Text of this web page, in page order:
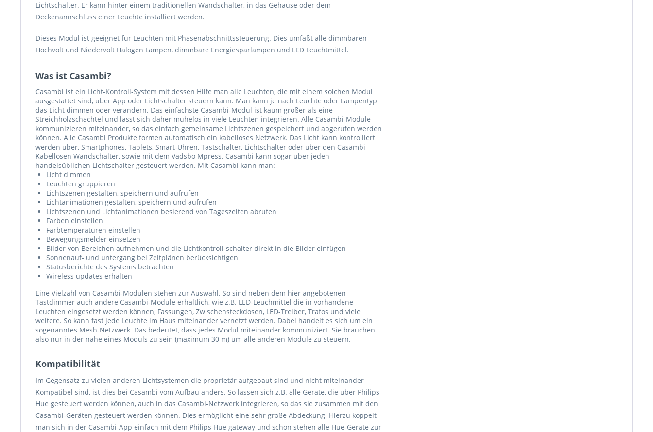
Lichtschalter. Er kann hinter einem traditionellen Wandschalter, in das Gehäuse oder dem
Deckenannschluss einer Leuchte installiert werden.
Dieses Modul ist geeignet für Leuchten mit Phasenabschnittssteuerung. Dies umfaßt alle dimmbaren
Hochvolt und Niedervolt Halogen Lampen, dimmbare Energiesparlampen und LED Leuchtmittel.
Was ist Casambi?
Casambi ist ein Licht-Kontroll-System mit dessen Hilfe man alle Leuchten, die mit einem solchen Modul
ausgestattet sind, über App oder Lichtschalter steuern kann. Man kann je nach Leuchte oder Lampentyp
das Licht dimmen oder verändern. Das einfachste Casambi-Modul ist kaum größer als eine
Streichholzschachtel und lässt sich daher mühelos in viele Leuchten integrieren. Alle Casambi-Module
kommunizieren miteinander, so das einfach gemeinsame Lichtszenen gespeichert und abgerufen werden
können. Alle Casambi Produkte formen automatisch ein kabelloses Netzwerk. Das Licht kann kontrolliert
werden über, Smartphones, Tablets, Smart-Uhren, Tastschalter, Lichtschalter oder über den Casambi
Kabellosen Wandschalter, sowie mit dem Vadsbo Mpress. Casambi kann sogar über jeden
handelsüblichen Lichtschalter gesteuert werden. Mit Casambi kann man:
Licht dimmen
Leuchten gruppieren
Lichtszenen gestalten, speichern und aufrufen
Lichtanimationen gestalten, speichern und aufrufen
Lichtszenen und Lichtanimationen besierend von Tageszeiten abrufen
Farben einstellen
Farbtemperaturen einstellen
Bewegungsmelder einsetzen
Bilder von Bereichen aufnehmen und die Lichtkontroll-schalter direkt in die Bilder einfügen
Sonnenauf- und untergang bei Zeitplänen berücksichtigen
Statusberichte des Systems betrachten
Wireless updates erhalten
Eine Vielzahl von Casambi-Modulen stehen zur Auswahl. So sind neben dem hier angebotenen
Tastdimmer auch andere Casambi-Module erhältlich, wie z.B. LED-Leuchmittel die in vorhandene
Leuchten eingesetzt werden können, Fassungen, Zwischensteckdosen, LED-Treiber, Trafos und viele
weitere. So kann fast jede Leuchte im Haus miteinander vernetzt werden. Dabei handelt es sich um ein
sogenanntes Mesh-Netzwerk. Das bedeutet, dass jedes Modul miteinander kommuniziert. Sie brauchen
also nur in der nähe eines Moduls zu sein (maximum 30 m) um alle anderen Module zu steuern.
Kompatibilität
Im Gegensatz zu vielen anderen Lichtsystemen die proprietär aufgebaut sind und nicht miteinander
Kompatibel sind, ist dies bei Casambi vom Aufbau anders. So lassen sich z.B. alle Geräte, die über Philips
Hue gesteuert werden können, auch in das Casambi-Netzwerk integrieren, so das sie zusammen mit den
Casambi-Geräten gesteuert werden können. Dies ermöglicht eine sehr große Abdeckung. Hierzu koppelt
man sich in der Casambi-App einfach mit dem Philips Hue gateway und schon stehen alle Hue-Geräte zur